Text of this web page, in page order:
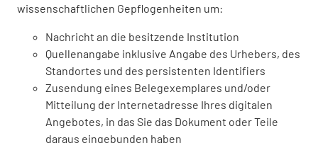
wissenschaftlichen Gepflogenheiten um:
Nachricht an die besitzende Institution
Quellenangabe inklusive Angabe des Urhebers, des
Standortes und des persistenten Identifiers
Zusendung eines Belegexemplares und/oder
Mitteilung der Internetadresse Ihres digitalen
Angebotes, in das Sie das Dokument oder Teile
daraus eingebunden haben